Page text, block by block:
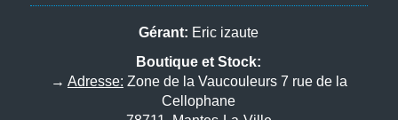
Gérant: Eric izaute
Boutique et Stock:
→ Adresse: Zone de la Vaucouleurs 7 rue de la
Cellophane